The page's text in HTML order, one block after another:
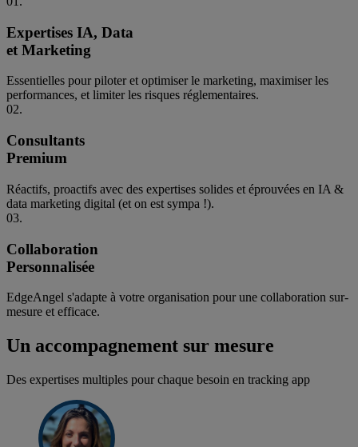
Expertises IA, Data
et Marketing
Essentielles pour piloter et optimiser le marketing, maximiser les
performances, et limiter les risques réglementaires.
02.
Consultants
Premium
Réactifs, proactifs avec des expertises solides et éprouvées en IA &
data marketing digital (et on est sympa !).
03.
Collaboration
Personnalisée
EdgeAngel s'adapte à votre organisation pour une collaboration sur-
mesure et efficace.
Un accompagnement sur mesure
Des expertises multiples pour chaque besoin en tracking app